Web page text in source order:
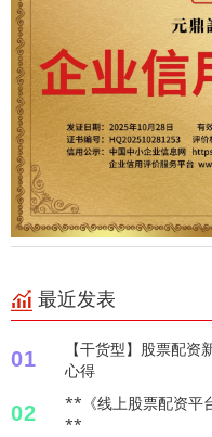
最近发表
01
【干货型】股票配
心得
02
**《线上股票配资平
**